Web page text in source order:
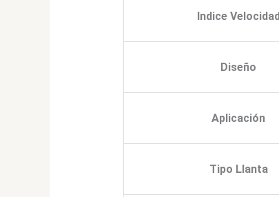
Indice Velocidad
Diseño
Aplicación
Tipo Llanta